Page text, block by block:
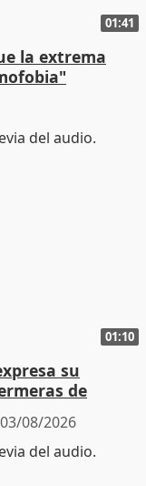
01:41
la extrema
01:10
su
de
03/08/2026